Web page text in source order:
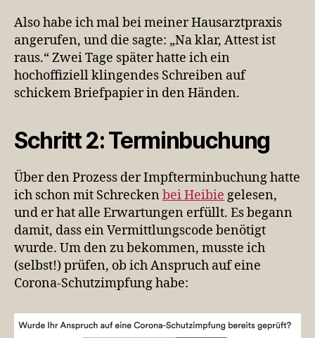
Also habe ich mal bei meiner Hausarztpraxis
angerufen, und die sagte: „Na klar, Attest ist
raus.“ Zwei Tage später hatte ich ein
hochoffiziell klingendes Schreiben auf
schickem Briefpapier in den Händen.
Schritt 2: Terminbuchung
Über den Prozess der Impfterminbuchung hatte
ich schon mit Schrecken bei Heibie gelesen,
und er hat alle Erwartungen erfüllt. Es begann
damit, dass ein Vermittlungscode benötigt
wurde. Um den zu bekommen, musste ich
(selbst!) prüfen, ob ich Anspruch auf eine
Corona-Schutzimpfung habe: